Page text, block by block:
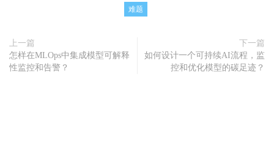
难题
上一篇
怎样在MLOps中集成模型可解释
性监控和告警？
下一篇
如何设计一个可持续AI流程，监
控和优化模型的碳足迹？